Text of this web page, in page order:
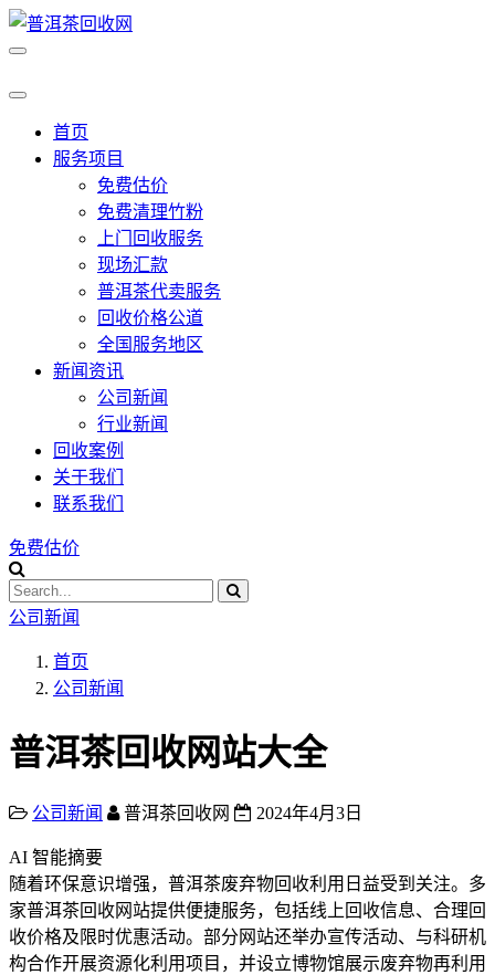
首页
服务项目
免费估价
免费清理竹粉
上门回收服务
现场汇款
普洱茶代卖服务
回收价格公道
全国服务地区
新闻资讯
公司新闻
行业新闻
回收案例
关于我们
联系我们
免费估价
公司新闻
首页
公司新闻
普洱茶回收网站大全
公司新闻 普洱茶回收网 2024年4月3日
AI 智能摘要
随着环保意识增强，普洱茶废弃物回收利用日益受到关注。多
家普洱茶回收网站提供便捷服务，包括线上回收信息、合理回
收价格及限时优惠活动。部分网站还举办宣传活动、与科研机
构合作开展资源化利用项目，并设立博物馆展示废弃物再利用